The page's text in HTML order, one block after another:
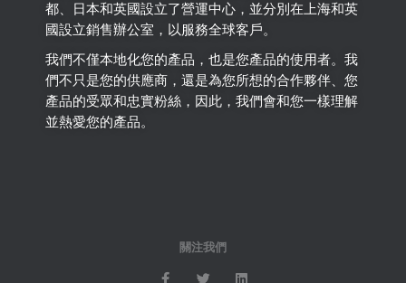
都、日本和英國設立了營運中心，並分別在上海和英
國設立銷售辦公室，以服務全球客戶。
我們不僅本地化您的產品，也是您產品的使用者。 我
們不只是您的供應商，還是為您所想的合作夥伴、您
產品的受眾和忠實粉絲，因此，我們會和您一樣理解
並熱愛您的產品。
關注我們